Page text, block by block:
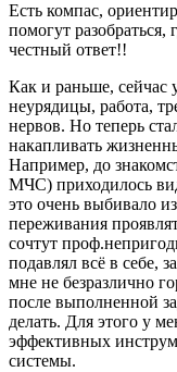
Есть компас,
помогут разобраться,
честный ответ!!
Как и раньше, сейчас
неурядицы, работа,
нервов. Но теперь
накапливать
Например, до
МЧС) приходилось
это очень выбивало
переживания
сочтут
подавлял всё в себе,
мне не безразлично
после выполненной
делать. Для этого у
эффективных
системы.